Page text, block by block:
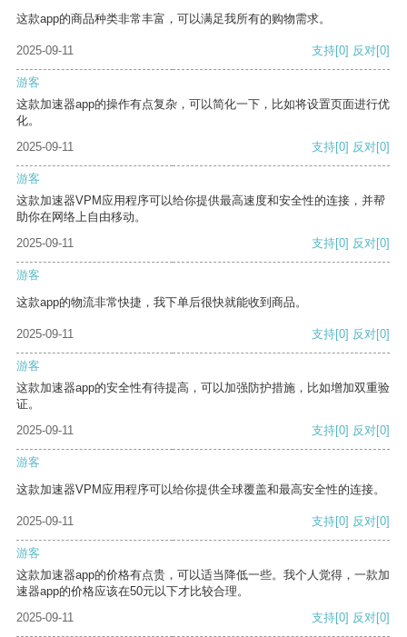
这款app的商品种类非常丰富，可以满足我所有的购物需求。
2025-09-11 支持[0] 反对[0]
游客
这款加速器app的操作有点复杂，可以简化一下，比如将设置页面进行优
化。
2025-09-11
支持[0] 反对[0]
游客
这款加速器VPM应用程序可以给你提供最高速度和安全性的连接，并帮
助你在网络上自由移动。
2025-09-11
支持[0] 反对[0]
游客
这款app的物流非常快捷，我下单后很快就能收到商品。
2025-09-11 支持[0] 反对[0]
游客
这款加速器app的安全性有待提高，可以加强防护措施，比如增加双重验
证。
2025-09-11
支持[0] 反对[0]
游客
这款加速器VPM应用程序可以给你提供全球覆盖和最高安全性的连接。
2025-09-11 支持[0] 反对[0]
游客
这款加速器app的价格有点贵，可以适当降低一些。我个人觉得，一款加
速器app的价格应该在50元以下才比较合理。
2025-09-11
支持[0] 反对[0]